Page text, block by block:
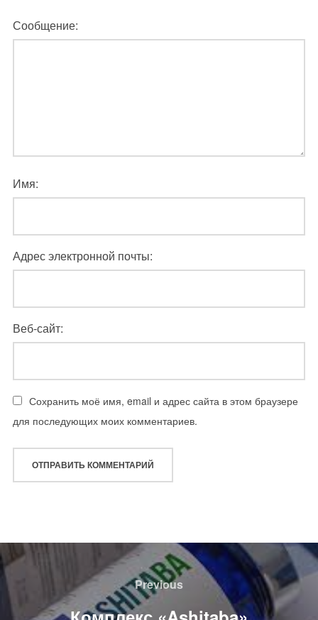
Сообщение:
Имя:
Адрес электронной почты:
Веб-сайт:
Сохранить моё имя, email и адрес сайта в этом браузере
для последующих моих комментариев.
Навигация
по
записям
Previous
Previous